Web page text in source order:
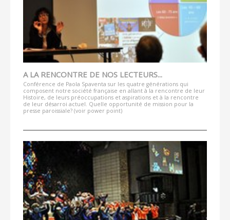
A LA RENCONTRE DE NOS LECTEURS...
Conférence de Paola Spaventa sur les quatre générations qui
composent notre société française en allant à la rencontre de leur
Histoire, de leurs préoccupations et aspirations et à la rencontre
de leur désarroi actuel. Quelle opportunité de mission pour la
presse paroissiale? (voir power point)